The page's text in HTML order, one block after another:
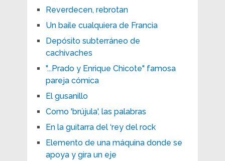
Reverdecen, rebrotan
Un baile cualquiera de Francia
Depósito subterráneo de
cachivaches
"...Prado y Enrique Chicote" famosa
pareja cómica
El gusanillo
Como 'brújula', las palabras
En la guitarra del ‘rey del rock
Elemento de una máquina donde se
apoya y gira un eje